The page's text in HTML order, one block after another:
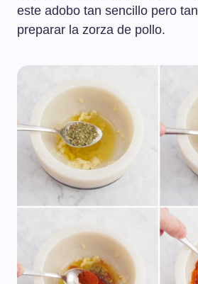
este adobo tan sencillo pero
preparar la zorza de pollo.